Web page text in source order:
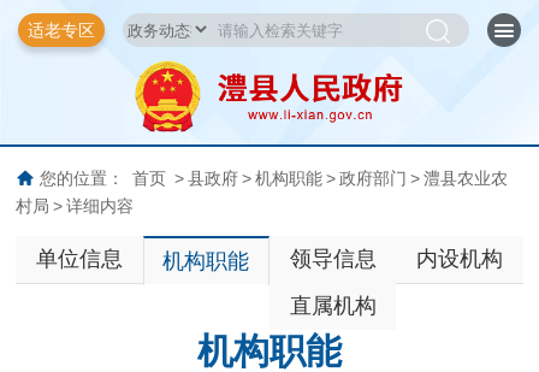
适老专区
您的位置： 首页 > 县政府 > 机构职能 > 政府部门 > 澧县农业农
村局 > 详细内容
单位信息 机构职能 领导信息
内设机构
直属机构
机构职能